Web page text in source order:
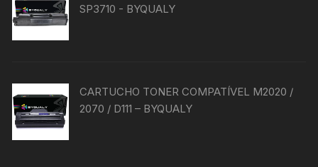
SP3710 - BYQUALY
CARTUCHO TONER COMPATÍVEL M2020 /
2070 / D111 – BYQUALY